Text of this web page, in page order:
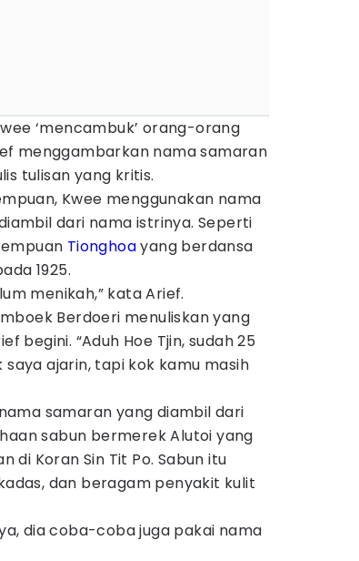
‘mencambuk’ orang-orang
menggambarkan nama samaran
tulisan yang kritis.
Kwee menggunakan nama
dari nama istrinya. Seperti
Tionghoayang berdansa
1925.
menikah,” kata Arief.
Berdoeri menuliskan yang
begini. “Aduh Hoe Tjin, sudah 25
ajarin, tapi kok kamu masih
samaran yang diambil dari
sabun bermerek Alutoi yang
di Koran Sin Tit Po. Sabun itu
dan beragam penyakit kulit
dia coba-coba juga pakai nama